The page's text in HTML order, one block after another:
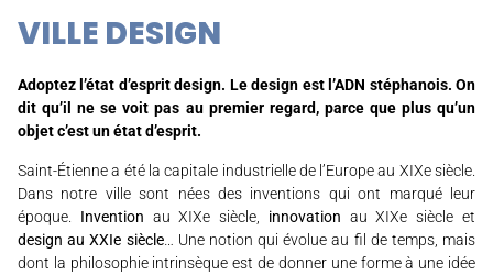
VILLE DESIGN
Adoptez l’état d’esprit design. Le design est l’ADN stéphanois. On
dit qu’il ne se voit pas au premier regard, parce que plus qu’un
objet c’est un état d’esprit.
Saint-Étienne a été la capitale industrielle de l’Europe au XIXe siècle.
Dans notre ville sont nées des inventions qui ont marqué leur
époque. Invention au XIXe siècle, innovation au XIXe siècle et
design au XXIe siècle… Une notion qui évolue au fil de temps, mais
dont la philosophie intrinsèque est de donner une forme à une idée